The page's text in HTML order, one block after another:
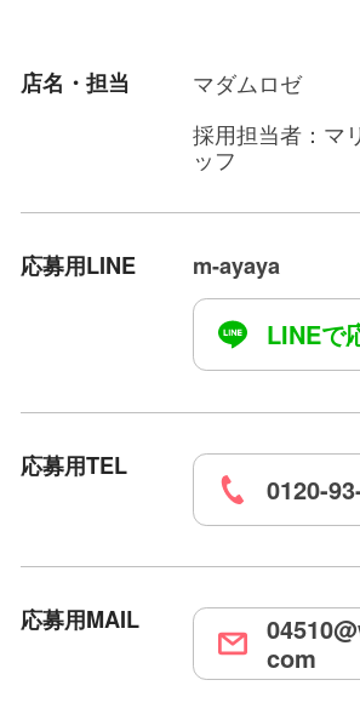
ていただき、できるものだ
店名・担当
マダムロゼ
採用担当者：マ
ッフ
応募用LINE m-ayaya
LINEで
応募用TEL
0120-
応募用MAIL
com